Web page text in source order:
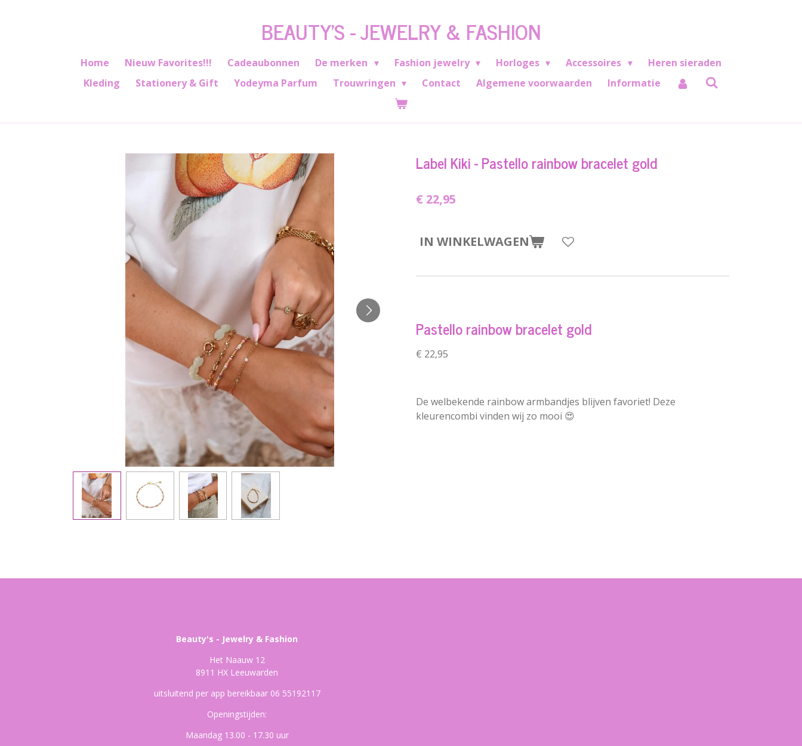
BEAUTY'S - JEWELRY & FASHION
Home Nieuw Favorites!!! Cadeaubonnen De merken Fashion jewelry Horloges Accessoires
Heren sieraden
Kleding
Stationery & Gift Yodeyma Parfum Trouwringen Contact Algemene voorwaarden Informatie
Label Kiki - Pastello rainbow bracelet gold
€ 22,95
IN WINKELWAGEN
Pastello rainbow bracelet gold
€ 22,95
De welbekende rainbow armbandjes blijven favoriet! Deze
kleurencombi vinden wij zo mooi 😍
Beauty's - Jewelry & Fashion
Het Naauw 12
8911 HX Leeuwarden
uitsluitend per app bereikbaar 06 55192117
Openingstijden:
Maandag 13.00 - 17.30 uur